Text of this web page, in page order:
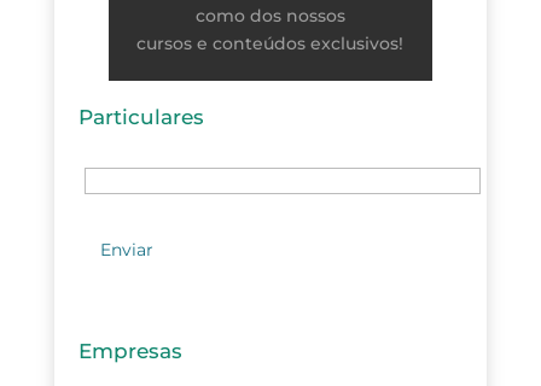
como dos nossos
cursos e conteúdos exclusivos!
Particulares
Empresas